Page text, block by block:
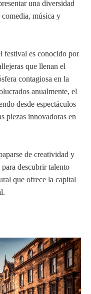
una diversidad
comedia, música y
festival es conocido por
que llenan el
contagiosa en la
anualmente, el
desde espectáculos
piezas innovadoras en
de creatividad y
descubrir talento
que ofrece la capital